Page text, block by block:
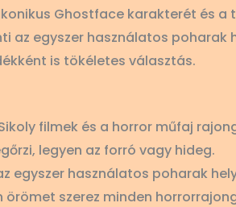
Ghostface karakterét és
az egyszer használatos poharak
is tökéletes választás.
filmek és a horror műfaj
legyen az forró vagy hideg.
egyszer használatos poharak
szerez minden